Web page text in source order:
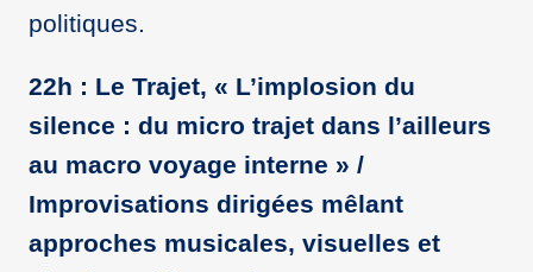
politiques.
22h : Le Trajet, « L’implosion du
silence : du micro trajet dans l’ailleurs
au macro voyage interne » /
Improvisations dirigées mêlant
approches musicales, visuelles et